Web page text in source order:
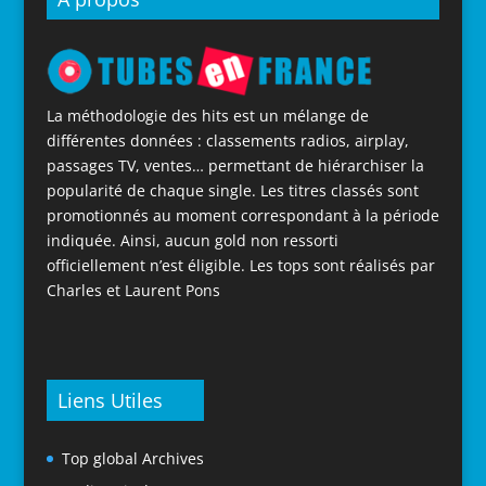
La méthodologie des hits est un mélange de
différentes données : classements radios, airplay,
passages TV, ventes… permettant de hiérarchiser la
popularité de chaque single. Les titres classés sont
promotionnés au moment correspondant à la période
indiquée. Ainsi, aucun gold non ressorti
officiellement n’est éligible. Les tops sont réalisés par
Charles et Laurent Pons
Liens Utiles
Top global Archives